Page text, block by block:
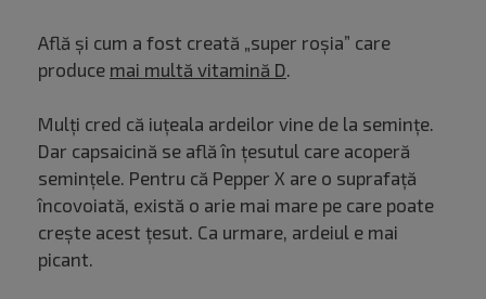
Află și cum a fost creată „super roșia” care
produce mai multă vitamină D.
Mulți cred că iuțeala ardeilor vine de la semințe.
Dar capsaicină se află în țesutul care acoperă
semințele. Pentru că Pepper X are o suprafață
încovoiată, există o arie mai mare pe care poate
crește acest țesut. Ca urmare, ardeiul e mai
picant.